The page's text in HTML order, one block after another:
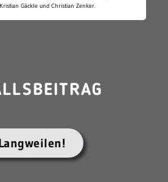
Gäckle und Christian Zenker.